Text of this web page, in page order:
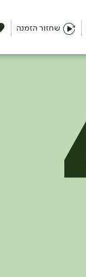
שחזור הזמנה